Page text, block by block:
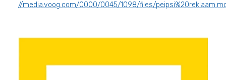
//media.voog.com/0000/0045/1098/files/